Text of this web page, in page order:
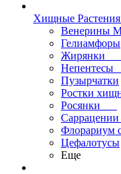
Хищные Растения
Венерины
Гелиамфоры
Жирянки
Непентесы
Пузырчатки
Ростки
Росянки
Саррацении
Флорариум
Цефалотусы
Еще